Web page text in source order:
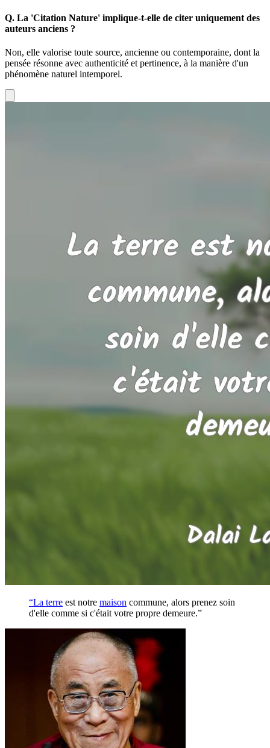
Q. La 'Citation Nature' implique-t-elle de citer uniquement des
auteurs anciens ?
Non, elle valorise toute source, ancienne ou contemporaine, dont la
pensée résonne avec authenticité et pertinence, à la manière d'un
phénomène naturel intemporel.
“La terre est notre maison commune, alors prenez soin
d'elle comme si c'était votre propre demeure.”